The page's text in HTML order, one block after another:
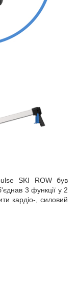
SKI ROW був
3 функції у 2
кардіо-, силовий